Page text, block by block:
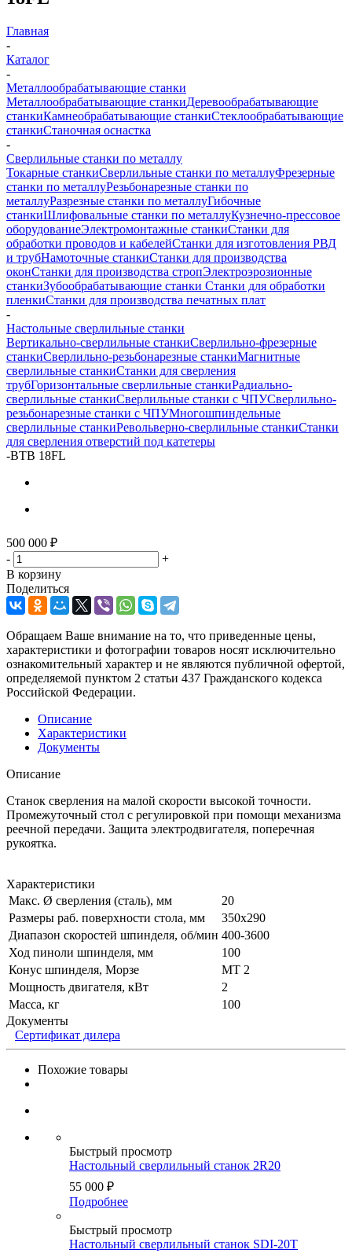
Главная
-
Каталог
-
Металлообрабатывающие станки
Металлообрабатывающие станкиДеревообрабатывающие
станкиКамнеобрабатывающие станкиСтеклообрабатывающие
станкиСтаночная оснастка
-
Сверлильные станки по металлу
Токарные станкиСверлильные станки по металлуФрезерные
станки по металлуРезьбонарезные станки по
металлуРазрезные станки по металлуГибочные
станкиШлифовальные станки по металлуКузнечно-прессовое
оборудованиеЭлектромонтажные станкиСтанки для
обработки проводов и кабелейСтанки для изготовления РВД
и трубНамоточные станкиСтанки для производства
оконСтанки для производства стропЭлектроэрозионные
станкиЗубообрабатывающие станки Станки для обработки
пленкиСтанки для производства печатных плат
-
Настольные сверлильные станки
Вертикально-сверлильные станкиСверлильно-фрезерные
станкиСверлильно-резьбонарезные станкиМагнитные
сверлильные станкиСтанки для сверления
трубГоризонтальные сверлильные станкиРадиально-
сверлильные станкиСверлильные станки с ЧПУСверлильно-
резьбонарезные станки с ЧПУМногошпиндельные
сверлильные станкиРевольверно-сверлильные станкиСтанки
для сверления отверстий под катетеры
-BTB 18FL
500 000 ₽
-
+
В корзину
Поделиться
Обращаем Ваше внимание на то, что приведенные цены,
характеристики и фотографии товаров носят исключительно
ознакомительный характер и не являются публичной офертой,
определяемой пунктом 2 статьи 437 Гражданского кодекса
Российской Федерации.
Описание
Характеристики
Документы
Описание
Станок сверления на малой скорости высокой точности.
Промежуточный стол с регулировкой при помощи механизма
реечной передачи. Защита электродвигателя, поперечная
рукоятка.
Характеристики
Макс. Ø сверления (сталь), мм
20
Размеры раб. поверхности стола, мм
350x290
Диапазон скоростей шпинделя, об/мин 400-3600
Ход пиноли шпинделя, мм
100
Конус шпинделя, Морзе
MT 2
Мощность двигателя, кВт
2
Масса, кг
100
Документы
Сертификат дилера
Похожие товары
Быстрый просмотр
Настольный сверлильный станок 2R20
55 000 ₽
Подробнее
Быстрый просмотр
Настольный сверлильный станок SDI-20T